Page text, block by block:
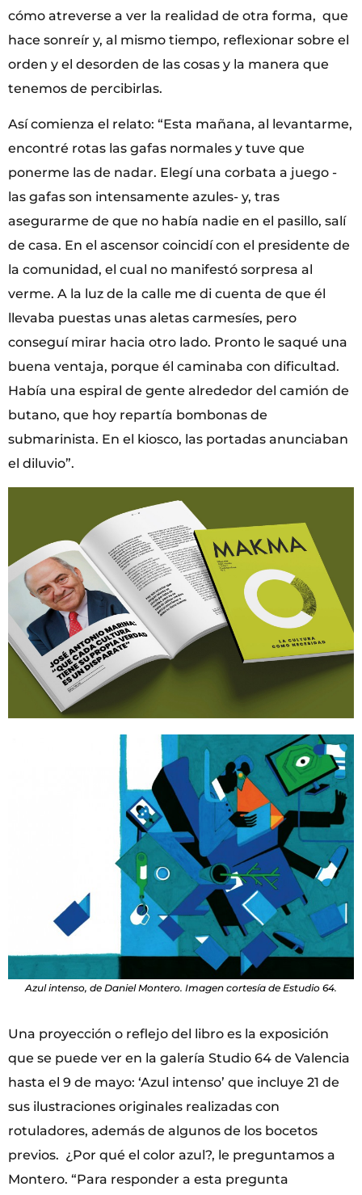
cómo atreverse a ver la realidad de otra forma, que
hace sonreír y, al mismo tiempo, reflexionar sobre el
orden y el desorden de las cosas y la manera que
tenemos de percibirlas.
Así comienza el relato: “Esta mañana, al levantarme,
encontré rotas las gafas normales y tuve que
ponerme las de nadar. Elegí una corbata a juego -
las gafas son intensamente azules- y, tras
asegurarme de que no había nadie en el pasillo, salí
de casa. En el ascensor coincidí con el presidente de
la comunidad, el cual no manifestó sorpresa al
verme. A la luz de la calle me di cuenta de que él
llevaba puestas unas aletas carmesíes, pero
conseguí mirar hacia otro lado. Pronto le saqué una
buena ventaja, porque él caminaba con dificultad.
Había una espiral de gente alrededor del camión de
butano, que hoy repartía bombonas de
submarinista. En el kiosco, las portadas anunciaban
el diluvio”.
Azul intenso, de Daniel Montero. Imagen cortesía de Estudio 64.
Una proyección o reflejo del libro es la exposición
que se puede ver en la galería Studio 64 de Valencia
hasta el 9 de mayo: ‘Azul intenso’ que incluye 21 de
sus ilustraciones originales realizadas con
rotuladores, además de algunos de los bocetos
previos. ¿Por qué el color azul?, le preguntamos a
Montero. “Para responder a esta pregunta